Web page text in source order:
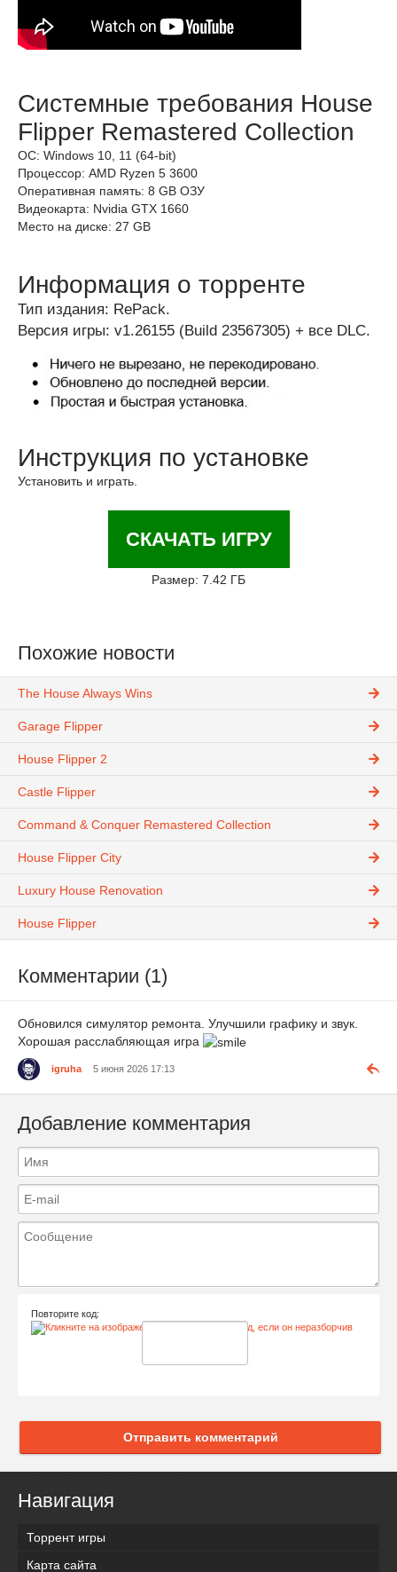
Системные требования House
Flipper Remastered Collection
ОС: Windows 10, 11 (64-bit)
Процессор: AMD Ryzen 5 3600
Оперативная память: 8 GB ОЗУ
Видеокарта: Nvidia GTX 1660
Место на диске: 27 GB
Информация о торренте
Тип издания: RePack.
Версия игры: v1.26155 (Build 23567305) + все DLC.
Инструкция по установке
Установить и играть.
СКАЧАТЬ ИГРУ
Размер: 7.42 ГБ
Похожие новости
The House Always Wins
Garage Flipper
House Flipper 2
Castle Flipper
Command & Conquer Remastered Collection
House Flipper City
Luxury House Renovation
House Flipper
Комментарии (1)
Обновился симулятор ремонта. Улучшили графику и звук.
Хорошая расслабляющая игра
igruha 5 июня 2026 17:13
Добавление комментария
Повторите код:
Отправить комментарий
Навигация
Торрент игры
Карта сайта